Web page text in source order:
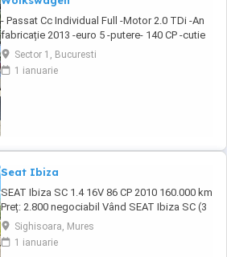
- Passat Cc Individual Full -Motor 2.0 TDi -An
fabricație 2013 -euro 5 -putere- 140 CP -cutie
manuală -DPF Activ -km 342000 100% Reali!
(Ofer seria) Dotării: - Auto hold - Senzori
parcare fata spate cu afisaj - Camera
Sector 1, Bucuresti
1 ianuarie
Seat Ibiza
SEAT Ibiza SC 1.4 16V 86 CP 2010 160.000 km
Preț: 2.800 negociabil Vând SEAT Ibiza SC (3
uși), an fabricație 2010, în stare tehnică foarte
bună. Detalii: * Motor 1.4 16V benzină 86 CP *
Cutie manuală, 5 trepte * 160.000 km *
Sighisoara, Mures
1 ianuarie